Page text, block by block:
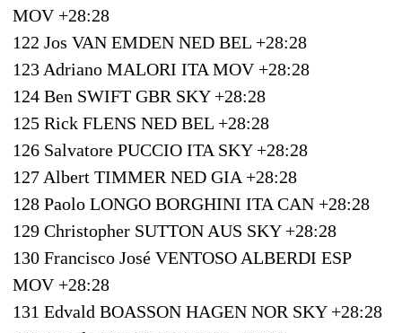
MOV +28:28
122 Jos VAN EMDEN NED BEL +28:28
123 Adriano MALORI ITA MOV +28:28
124 Ben SWIFT GBR SKY +28:28
125 Rick FLENS NED BEL +28:28
126 Salvatore PUCCIO ITA SKY +28:28
127 Albert TIMMER NED GIA +28:28
128 Paolo LONGO BORGHINI ITA CAN +28:28
129 Christopher SUTTON AUS SKY +28:28
130 Francisco José VENTOSO ALBERDI ESP
MOV +28:28
131 Edvald BOASSON HAGEN NOR SKY +28:28